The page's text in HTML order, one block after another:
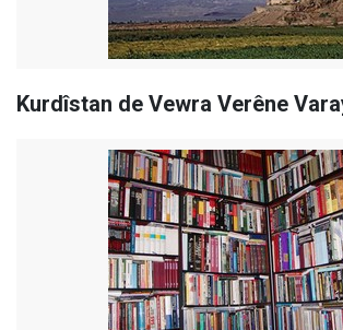
Kurdîstan de Vewra Verêne